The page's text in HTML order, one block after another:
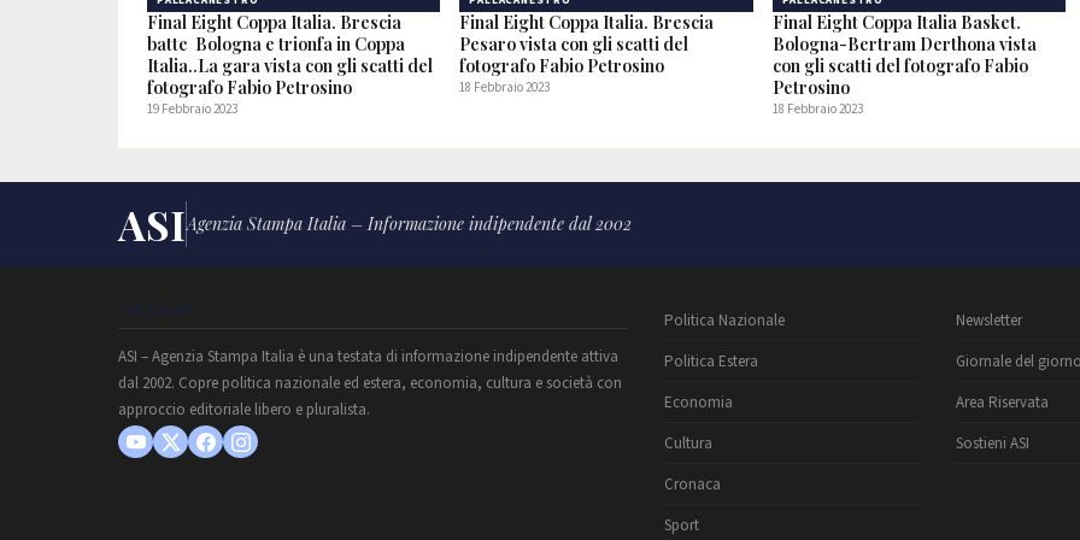
Final Eight Coppa Italia. Brescia
batte Bologna e trionfa in Coppa
Italia..La gara vista con gli scatti del
fotografo Fabio Petrosino
19 Febbraio 2023
Final Eight Coppa Italia. Brescia
Pesaro vista con gli scatti del
fotografo Fabio Petrosino
18 Febbraio 2023
Final Eight Coppa Italia Basket.
Bologna-Bertram Derthona vista
con gli scatti del fotografo Fabio
Petrosino
18 Febbraio 2023
ASIAgenzia Stampa Italia – Informazione indipendente dal 2002
CHI SIAMO
ASI – Agenzia Stampa Italia è una testata di informazione indipendente attiva
dal 2002. Copre politica nazionale ed estera, economia, cultura e società con
approccio editoriale libero e pluralista.
Politica Nazionale
Politica Estera
Economia
Cultura
Cronaca
Sport
Newsletter
Giornale del giorno
Area Riservata
Sostieni ASI